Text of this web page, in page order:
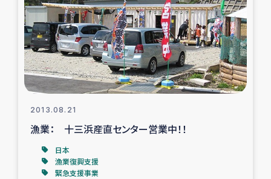
2013.08.21
漁業： 十三浜産直センター営業中！！
日本
漁業復興支援
緊急支援事業